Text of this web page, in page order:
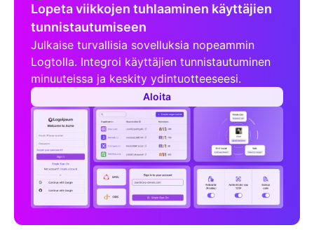
Lopeta viikkojen tuhlaaminen käyttäjien
tunnistautumiseen
Julkaise turvallisia sovelluksia nopeammin
Logtolla. Integroi käyttäjien tunnistautuminen
minuuteissa ja keskity ydintuotteeseesi.
Aloita